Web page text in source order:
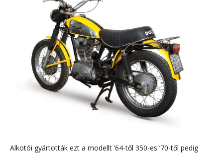
Alkotói gyártották ezt a modellt ’64-től 350-es ’70-től pedig